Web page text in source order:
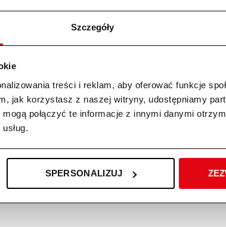
Szczegóły
treści i reklam, aby oferować funkcje
jak korzystasz z naszej witryny, udostępniamy
połączyć te informacje z innymi danymi
SPERSONALIZUJ